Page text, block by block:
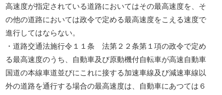
高速度が指定されている道路においてはその最高速度を、そ
の他の道路においては政令で定める最高速度をこえる速度で
進行してはならない。
・道路交通法施行令１１条 法第２２条第１項の政令で定め
る最高速度のうち、自動車及び原動機付自転車が高速自動車
国道の本線車道並びにこれに接する加速車線及び減速車線以
外の道路を通行する場合の最高速度は、自動車にあつては６